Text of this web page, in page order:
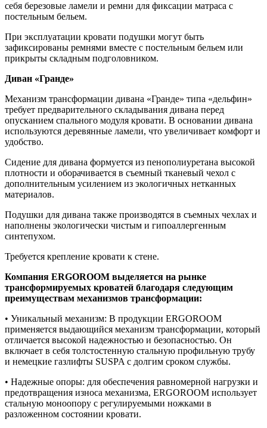
себя березовые ламели и ремни для фиксации матраса с
постельным бельем.
При эксплуатации кровати подушки могут быть
зафиксированы ремнями вместе с постельным бельем или
прикрыты складным подголовником.
Диван «Гранде»
Механизм трансформации дивана «Гранде» типа «дельфин»
требует предварительного складывания дивана перед
опусканием спального модуля кровати. В основании дивана
используются деревянные ламели, что увеличивает комфорт и
удобство.
Сидение для дивана формуется из пенополиуретана высокой
плотности и оборачивается в съемный тканевый чехол с
дополнительным усилением из экологичных нетканных
материалов.
Подушки для дивана также производятся в съемных чехлах и
наполнены экологически чистым и гипоаллергенным
синтепухом.
Требуется крепление кровати к стене.
Компания ERGOROOM выделяется на рынке
трансформируемых кроватей благодаря следующим
преимуществам механизмов трансформации:
• Уникальный механизм: В продукции ERGOROOM
применяется выдающийся механизм трансформации, который
отличается высокой надежностью и безопасностью. Он
включает в себя толстостенную стальную профильную трубу
и немецкие газлифты SUSPA с долгим сроком службы.
• Надежные опоры: для обеспечения равномерной нагрузки и
предотвращения износа механизма, ERGOROOM использует
стальную моноопору с регулируемыми ножками в
разложенном состоянии кровати.